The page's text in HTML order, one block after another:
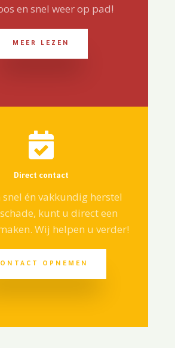
en snel weer op pad!
MEER LEZEN

Direct contact
snel én vakkundig herstel
kunt u direct een
Wij helpen u verder!
OPNEMEN